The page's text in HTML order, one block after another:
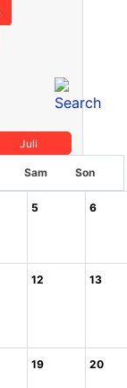
Juli
Sam Son
5 6
12 13
19 20